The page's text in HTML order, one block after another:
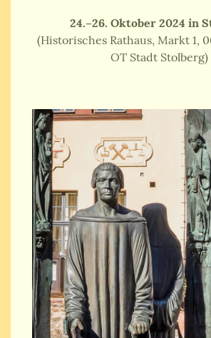
24.–26. Oktober 2024 in
(Historisches Rathaus, Markt 1,
OT Stadt Stolberg)